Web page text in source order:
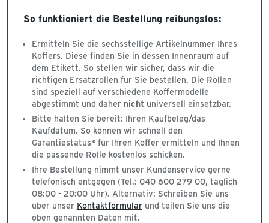
So funktioniert die Bestellung reibungslos:
Ermitteln Sie die sechsstellige Artikelnummer Ihres
Koffers. Diese finden Sie in dessen Innenraum auf
dem Etikett. So stellen wir sicher, dass wir die
richtigen Ersatzrollen für Sie bestellen. Die Rollen
sind speziell auf verschiedene Koffermodelle
abgestimmt und daher nichtuniversell einsetzbar.
Bitte halten Sie bereit: Ihren Kaufbeleg/das
Kaufdatum. So können wir schnell den
Garantiestatus* für Ihren Koffer ermitteln und Ihnen
die passende Rolle kostenlos schicken.
Ihre Bestellung nimmt unser Kundenservice gerne
telefonisch entgegen (Tel.: 040 600 279 00, täglich
08:00 - 20:00 Uhr). Alternativ: Schreiben Sie uns
über unser Kontaktformularund teilen Sie uns die
oben genannten Daten mit.